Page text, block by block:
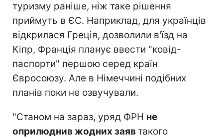
туризму раніше, ніж таке рішення
приймуть в ЄС. Наприклад, для українців
відкрилася Греція, дозволили в'їзд на
Кіпр, Франція планує ввести "ковід-
паспорти" першою серед країн
Євросоюзу. Але в Німеччині подібних
планів поки не озвучували.
"Станом на зараз, уряд ФРН не
оприлюднив жодних заявтакого